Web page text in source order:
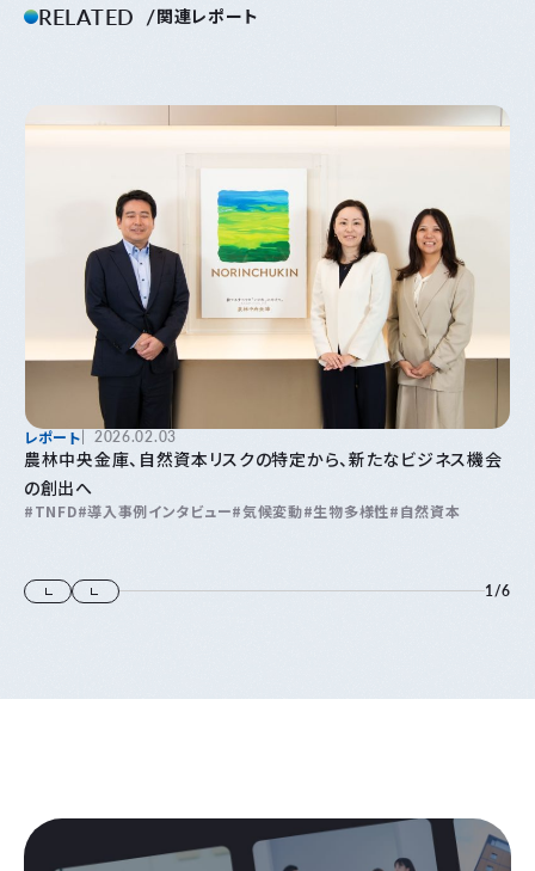
RELATED 関連レポート
レポート 2026.02.03
農林中央金庫、自然資本リスクの特定から、新たなビジネス機会
の創出へ
TNFD 導入事例インタビュー 気候変動 生物多様性 自然資本
1/6